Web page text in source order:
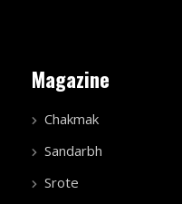
Magazine
Chakmak
Sandarbh
Srote